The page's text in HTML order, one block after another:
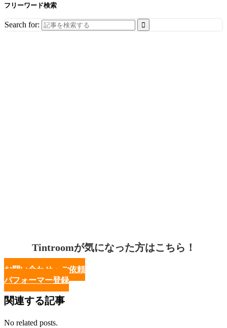
フリーワード検索
Search for:
Tintroomが気になった方はこちら！
お問い合わせ・ご依頼
パフォーマー登録
関連する記事
No related posts.